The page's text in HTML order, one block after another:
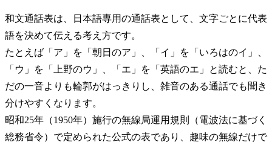
和文通話表は、日本語専用の通話表として、文字ごとに代表
語を決めて伝える考え方です。
たとえば「ア」を「朝日のア」、「イ」を「いろはのイ」、
「ウ」を「上野のウ」、「エ」を「英語のエ」と読むと、た
だの一音よりも輪郭がはっきりし、雑音のある通話でも聞き
分けやすくなります。
昭和25年（1950年）施行の無線局運用規則（電波法に基づく
総務省令）で定められた公式の表であり、趣味の無線だけで